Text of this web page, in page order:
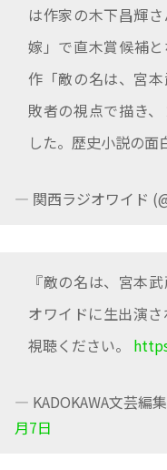
は作家の木下昌輝
嫁」で直木賞候補
作「敵の名は、宮
敗者の視点で描き
した。歴史小説の面
— 関西ラジオワイド
『敵の名は、宮本
オワイドに生出演
視聴ください。
— KADOKAWA文芸編
月7日